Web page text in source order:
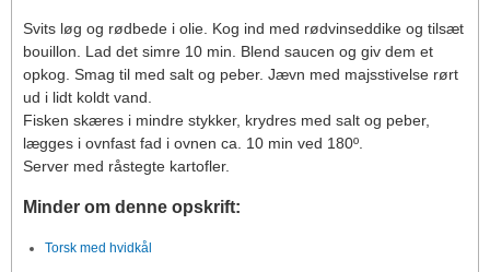
Svits løg og rødbede i olie. Kog ind med rødvinseddike og tilsæt
bouillon. Lad det simre 10 min. Blend saucen og giv dem et
opkog. Smag til med salt og peber. Jævn med majsstivelse rørt
ud i lidt koldt vand.
Fisken skæres i mindre stykker, krydres med salt og peber,
lægges i ovnfast fad i ovnen ca. 10 min ved 180º.
Server med råstegte kartofler.
Minder om denne opskrift:
Torsk med hvidkål